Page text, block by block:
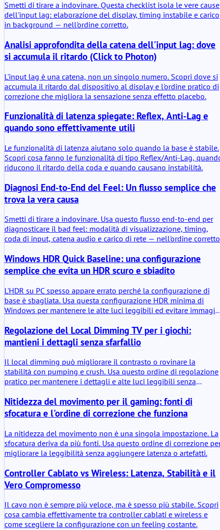
Smetti di tirare a indovinare. Questa checklist isola le vere cause
dell'input lag: elaborazione del display, timing instabile e carico
in background — nell'ordine corretto.
Analisi approfondita della catena dell'input lag: dove
si accumula il ritardo (Click to Photon)
L'input lag è una catena, non un singolo numero. Scopri dove si
accumula il ritardo dal dispositivo al display e l'ordine pratico di
correzione che migliora la sensazione senza effetto placebo.
Funzionalità di latenza spiegate: Reflex, Anti-Lag e
quando sono effettivamente utili
Le funzionalità di latenza aiutano solo quando la base è stabile.
Scopri cosa fanno le funzionalità di tipo Reflex/Anti-Lag,
riducono il ritardo della coda e quando causano instabilità.
Diagnosi End-to-End del Feel: Un flusso semplice che
trova la vera causa
Smetti di tirare a indovinare. Usa questo flusso end-to-end per
diagnosticare il bad feel: modalità di visualizzazione, timing,
coda di input, catena audio e carico di rete — nell'ordine
Windows HDR Quick Baseline: una configurazione
semplice che evita un HDR scuro e sbiadito
L'HDR su PC spesso appare errato perché la configurazione di
base è sbagliata. Usa questa configurazione HDR minima di
Windows per mantenere le alte luci leggibili ed evitare
Regolazione del Local Dimming TV per i giochi:
mantieni i dettagli senza sfarfallio
Il local dimming può migliorare il contrasto o rovinare la
stabilità con pumping e crush. Usa questo ordine di regolazione
pratico per mantenere i dettagli e alte luci leggibili senza
Nitidezza del movimento per il gaming: fonti di
sfocatura e l'ordine di correzione che funziona
La nitidezza del movimento non è una singola impostazione. La
sfocatura deriva da più fonti. Usa questo ordine di correzione
migliorare la leggibilità senza aggiungere latenza o artefatti.
Controller Cablato vs Wireless: Latenza, Stabilità e il
Vero Compromesso
Il cavo non è sempre più veloce, ma è spesso più stabile. Scopri
cosa cambia effettivamente tra controller cablati e wireless e
come scegliere la configurazione con un feeling costante.